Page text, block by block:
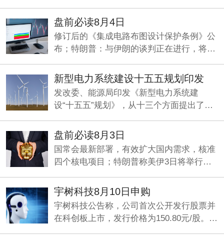
盘前必读8月4日
修订后的《集成电路布图设计保护条例》公
布；特朗普：与伊朗的谈判正在进行，将分
设“十五五”规划》。
新型电力系统建设十五五规划印发
发改委、能源局印发《新型电力系统建
设“十五五”规划》，从十三个方面提出了一
效的新型电力系统。
盘前必读8月3日
国常会最新部署，有效扩大国内需求，核准
四个核电项目；特朗普称美伊3日将举行谈
策工具的作用。
宇树科技8月10日申购
宇树科技公告称，公司首次公开发行股票并
在科创板上市，发行价格为150.80元/股。本